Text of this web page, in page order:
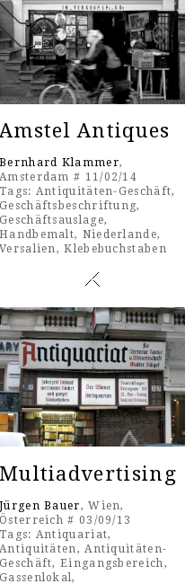
Amstel Antiques
Bernhard Klammer,
Amsterdam # 11/02/14
Tags: Antiquitäten-Geschäft,
Geschäftsbeschriftung,
Geschäftsauslage,
Handbemalt, Niederlande,
Versalien,Klebebuchstaben
Multiadvertising
Jürgen Bauer, Wien,
Österreich # 03/09/13
Tags: Antiquariat,
Antiquitäten,Antiquitäten-
Geschäft,Eingangsbereich,
Gassenlokal,